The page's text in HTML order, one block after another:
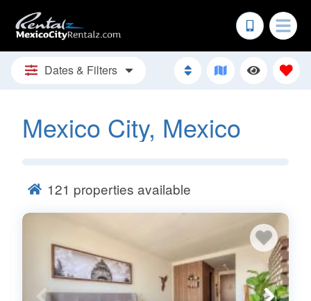
Dates & Filters
Mexico City, Mexico
121 properties available